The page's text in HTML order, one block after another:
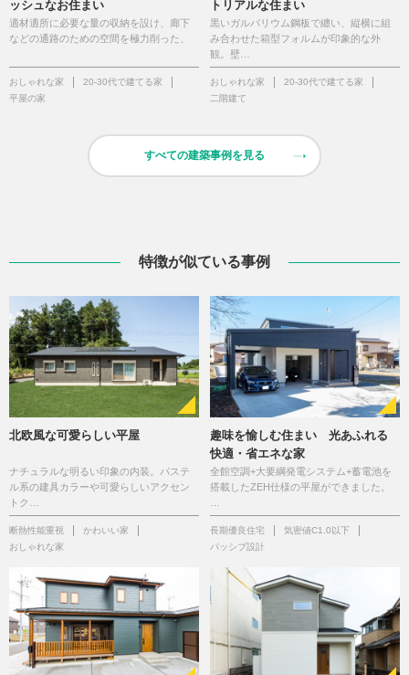
ッシュなお住まい
適材適所に必要な量の収納を設け、廊下
などの通路のための空間を極力削った、
おしゃれな家
20-30代で建てる家
平屋の家
トリアルな住まい
黒いガルバリウム鋼板で纏い、縦横に組
み合わせた箱型フォルムが印象的な外
観。壁…
おしゃれな家
20-30代で建てる家
二階建て
すべての建築事例を見る
特徴が似ている事例
北欧風な可愛らしい平屋
ナチュラルな明るい印象の内装。パステ
ル系の建具カラーや可愛らしいアクセン
トク…
断熱性能重視
かわいい家
おしゃれな家
趣味を愉しむ住まい 光あふれる
快適・省エネな家
全館空調+大要綱発電システム+蓄電池を
搭載したZEH仕様の平屋ができました。
長期優良住宅
気密値C1.0以下
パッシブ設計